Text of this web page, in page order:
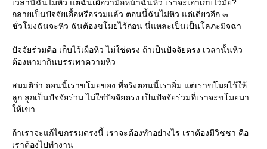
เวลานี้ฉันไม่หิว แต่ฉันเผื่อว่ามื้อหน้าฉันหิว เราจะเอาเก็บไว้มั้ย?
กลายเป็นปัจจัยเอื้อหรือร่วมแล้ว ตอนนี้ฉันไม่หิว แต่เดี๋ยวอีก ๓
ชั่วโมงฉันจะหิว ฉันต้องขโมยไว้ก่อน นี่แหละเป็นเป็นโลภะมิจฉา
ปัจจัยร่วมคือ เก็บไว้เผื่อหิว ไม่ใช่ตรง ถ้าเป็นปัจจัยตรง เวลานั้นหิว
ต้องหามากินบรรเทาความหิว
สมมติว่า ตอนนี้เราขโมยของ ที่จริงตอนนี้เราอิ่ม แต่เราขโมยไว้ให้
ลูก ลูกเป็นปัจจัยร่วม ไม่ใช่ปัจจัยตรง เป็นปัจจัยร่วมที่เราจะขโมยมา
ห้เขา
ถ้าเราจะแก้ไขกรรมตรงนี้ เราจะต้องทำอย่างไร เราต้องมีวิชชา คือ
เราต้องไปทำงาน